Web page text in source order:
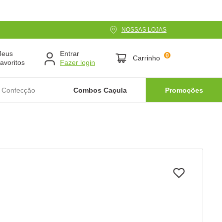
NOSSAS LOJAS
Entrar
Carrinho 0
Combos Caçula Promoções